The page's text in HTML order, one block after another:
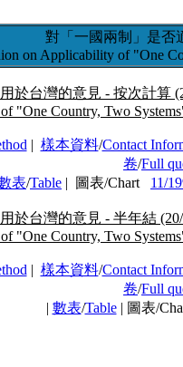
對「一國兩制」是否
on Applicability of "One
於台灣的意見 - 按次計算
"One Country, Two
| 樣本資料/Contact
卷/Full
表/Table | 圖表/Chart 11/
於台灣的意見 - 半年結 (20/
"One Country, Two
| 樣本資料/Contact
卷/Full
| 數表/Table| 圖表/